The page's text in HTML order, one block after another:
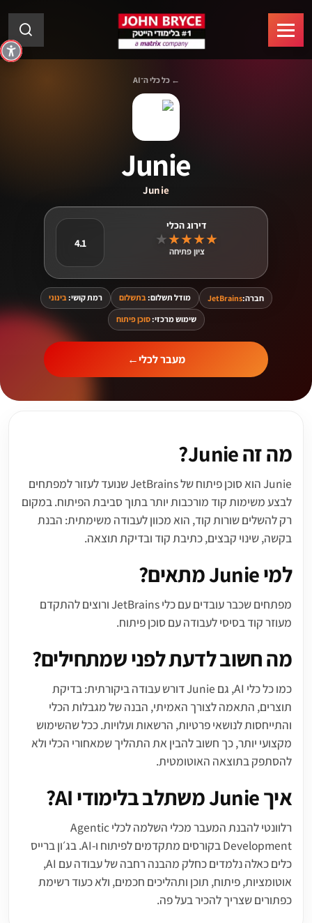
← כל כלי ה־AI
Junie
Junie
4.1 ★
★
★
★
★
ציון פתיחה
חברה:JetBrains מודל תשלום:בתשלום רמת קושי:בינוני
שימוש מרכזי:סוכן פיתוח
מעבר לכלי←
מה זה Junie?
Junie הוא סוכן פיתוח של JetBrains שנועד לעזור למפתחים
לבצע משימות קוד מורכבות יותר בתוך סביבת הפיתוח. במקום
רק להשלים שורות קוד, הוא מכוון לעבודה משימתית: הבנת
בקשה, שינוי קבצים, כתיבת קוד ובדיקת תוצאה.
למי Junie מתאים?
מפתחים שכבר עובדים עם כלי JetBrains ורוצים להתקדם
מעוזר קוד בסיסי לעבודה עם סוכן פיתוח.
מה חשוב לדעת לפני שמתחילים?
כמו כל כלי AI, גם Junie דורש עבודה ביקורתית: בדיקת
תוצרים, התאמה לצורך האמיתי, הבנה של מגבלות הכלי
והתייחסות לנושאי פרטיות, הרשאות ועלויות. ככל שהשימוש
מקצועי יותר, כך חשוב להבין את התהליך שמאחורי הכלי ולא
להסתפק בתוצאה האוטומטית.
איך Junie משתלב בלימודי AI?
רלוונטי להבנת המעבר מכלי השלמה לכלי Agentic
Development בקורסים מתקדמים לפיתוח ו-AI. בג׳ון ברייס
כלים כאלה נלמדים כחלק מהבנה רחבה של עבודה עם AI,
אוטומציות, פיתוח, תוכן ותהליכים חכמים, ולא כעוד רשימת
כפתורים שצריך להכיר בעל פה.